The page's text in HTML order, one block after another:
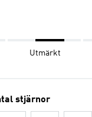
Utmärkt
stjärnor